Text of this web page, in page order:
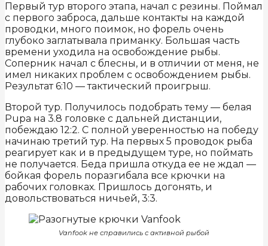
Первый тур второго этапа, начал с резины. Поймал
с первого заброса, дальше контакты на каждой
проводки, много поимок, но форель очень
глубоко заглатывала приманку. Большая часть
времени уходила на освобождение рыбы.
Соперник начал с блесны, и в отличии от меня, не
имел никаких проблем с освобождением рыбы.
Результат 6:10 — тактический проигрыш.
Второй тур. Получилось подобрать тему — белая
Pupa на 3.8 головке с дальней дистанции,
побеждаю 12:2. С полной уверенностью на победу
начинаю третий тур. На первых 5 проводок рыба
реагирует как и в предыдущем туре, но поймать
не получается. Беда пришла откуда ее не ждал —
бойкая форель поразгибала все крючки на
рабочих головках. Пришлось догонять, и
довольствоваться ничьей, 3:3.
Vanfook не справились с активной рыбой